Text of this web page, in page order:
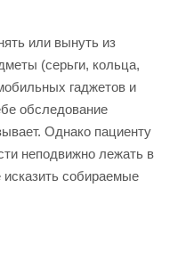
или вынуть из
(серьги, кольца,
гаджетов и
обследование
Однако пациенту
неподвижно лежать в
собираемые